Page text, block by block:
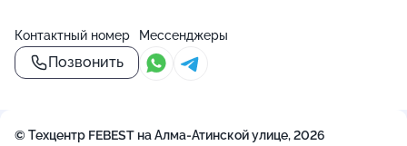
Контактный номер
Позвонить
Мессенджеры
© Техцентр FEBEST на Алма-Атинской улице, 2026